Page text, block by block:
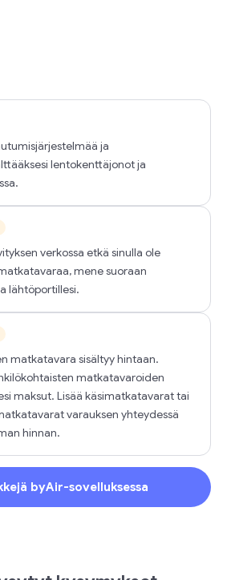
ja
lentokenttäjonot ja
verkossa etkä sinulla ole
mene suoraan
lähtöportillesi.
matkatavara sisältyy hintaan.
matkatavaroiden
maksut. Lisää käsimatkatavarat tai
varauksen yhteydessä
hinnan.
byAir-sovelluksessa